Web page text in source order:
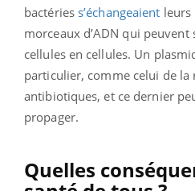
bactéries s’échangeaient leurs
morceaux d’ADN qui
cellules en cellules. Un
particulier, comme celui de la
antibiotiques, et ce dernier
propager.
Quelles